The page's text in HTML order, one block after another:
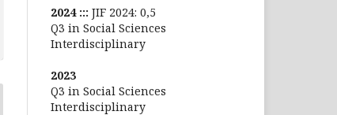
2024 ::: JIF 2024: 0,5
Q3 in Social Sciences
Interdisciplinary
2023
Q3 in Social Sciences
Interdisciplinary